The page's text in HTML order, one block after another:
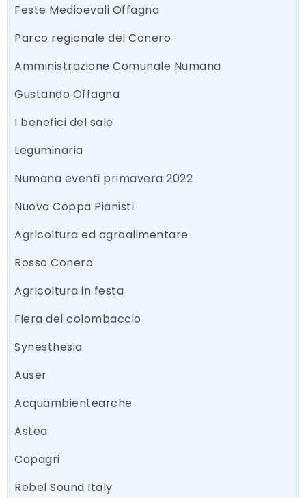
Feste Medioevali Offagna
Parco regionale del Conero
Amministrazione Comunale Numana
Gustando Offagna
I benefici del sale
Leguminaria
Numana eventi primavera 2022
Nuova Coppa Pianisti
Agricoltura ed agroalimentare
Rosso Conero
Agricoltura in festa
Fiera del colombaccio
Synesthesia
Auser
Acquambientearche
Astea
Copagri
Rebel Sound Italy